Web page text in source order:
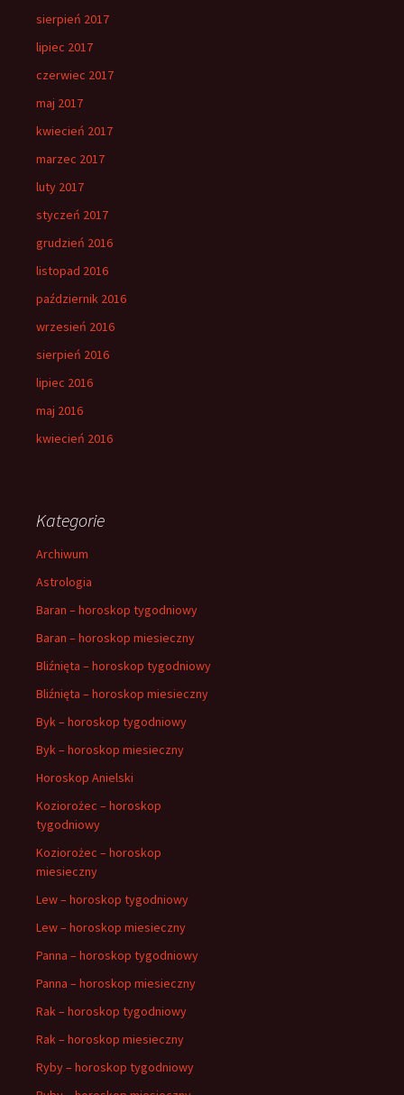
sierpień 2017
lipiec 2017
czerwiec 2017
maj 2017
kwiecień 2017
marzec 2017
luty 2017
styczeń 2017
grudzień 2016
listopad 2016
październik 2016
wrzesień 2016
sierpień 2016
lipiec 2016
maj 2016
kwiecień 2016
Kategorie
Archiwum
Astrologia
Baran – horoskop tygodniowy
Baran – horoskop miesieczny
Bliźnięta – horoskop tygodniowy
Bliźnięta – horoskop miesieczny
Byk – horoskop tygodniowy
Byk – horoskop miesieczny
Horoskop Anielski
Koziorożec – horoskop
tygodniowy
Koziorożec – horoskop
miesieczny
Lew – horoskop tygodniowy
Lew – horoskop miesieczny
Panna – horoskop tygodniowy
Panna – horoskop miesieczny
Rak – horoskop tygodniowy
Rak – horoskop miesieczny
Ryby – horoskop tygodniowy